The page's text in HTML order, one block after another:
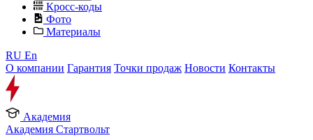
Кросс-коды
Фото
Материалы
RU En
О компании Гарантия Точки продаж Новости Контакты
Академия
Академия Стартвольт